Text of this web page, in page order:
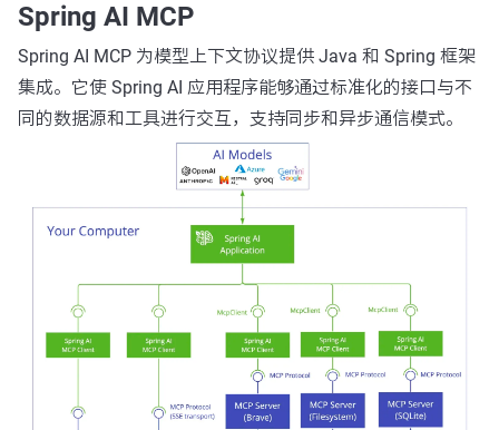
Spring AI MCP
Spring AI MCP 为模型上下文协议提供 Java 和 Spring 框架
集成。它使 Spring AI 应用程序能够通过标准化的接口与不
同的数据源和工具进行交互，支持同步和异步通信模式。